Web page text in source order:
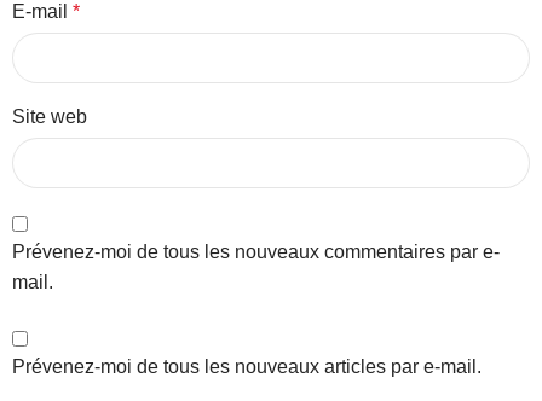
E-mail *
Site web
Prévenez-moi de tous les nouveaux commentaires par e-
mail.
Prévenez-moi de tous les nouveaux articles par e-mail.